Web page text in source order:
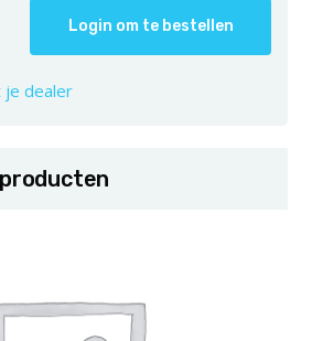
Login om te bestellen
je dealer